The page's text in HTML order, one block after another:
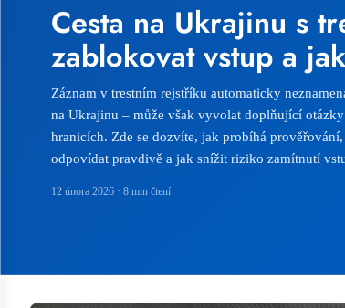
Cesta na Ukrajinu s
zablokovat vstup a
Záznam v trestním rejstříku automaticky
na Ukrajinu – může však vyvolat doplňující
hranicích. Zde se dozvíte, jak probíhá
odpovídat pravdivě a jak snížit riziko zamítnutí
12 února 2026 · 8 min čtení